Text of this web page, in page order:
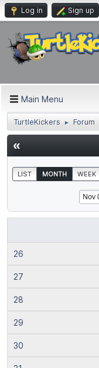
Log in Sign up
Main Menu
TurtleKickers ► Forum
«
LIST MONTH WEEK
26
27
28
29
30